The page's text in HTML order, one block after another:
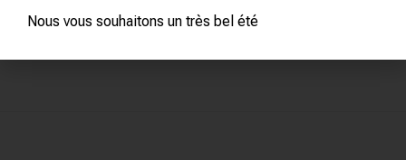
Nous vous souhaitons un très bel été